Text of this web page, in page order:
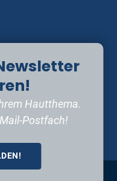
Hautthema.
Postfach!